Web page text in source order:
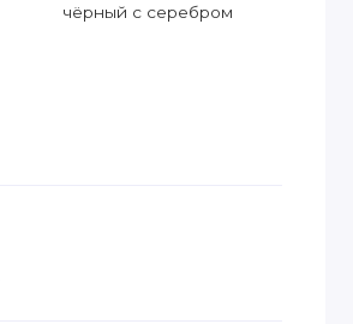
чёрный с серебром